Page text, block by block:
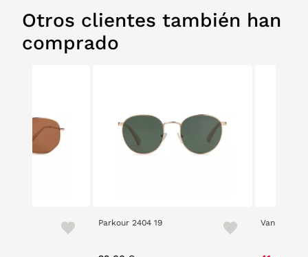
Otros clientes también han
comprado
Parkour 2404 19 Vanity 2421